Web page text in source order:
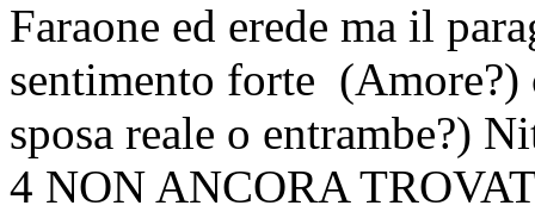
Faraone ed erede ma il
sentimento forte (Amore?)
sposa reale o entrambe?)
4 NON ANCORA